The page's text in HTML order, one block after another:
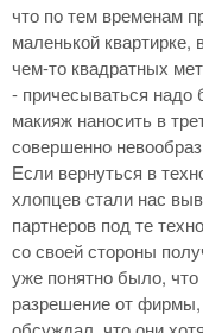
что по тем временам
маленькой квартирке,
чем-то квадратных
- причесываться
макияж наносить в
совершенно
Если вернуться в
хлопцев стали нас
партнеров под те
со своей стороны
уже понятно было, что
разрешение от